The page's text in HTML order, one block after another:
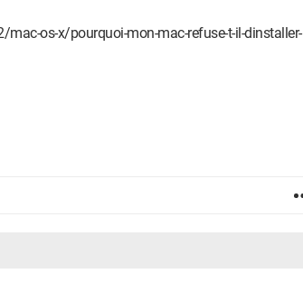
os-x/pourquoi-mon-mac-refuse-t-il-dinstaller-